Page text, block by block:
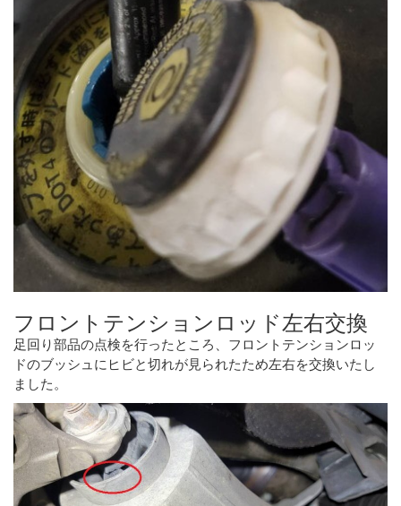
フロントテンションロッド左右交換
足回り部品の点検を行ったところ、フロントテンションロッ
ドのブッシュにヒビと切れが見られたため左右を交換いたし
ました。